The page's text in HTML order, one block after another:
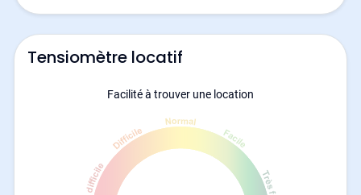
Tensiomètre locatif
Facilité à trouver une location